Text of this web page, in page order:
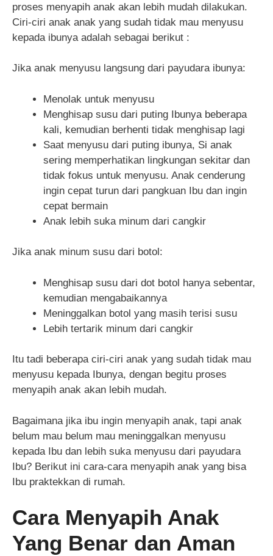
proses menyapih anak akan lebih mudah dilakukan.
Ciri-ciri anak anak yang sudah tidak mau menyusu
kepada ibunya adalah sebagai berikut :
Jika anak menyusu langsung dari payudara ibunya:
Menolak untuk menyusu
Menghisap susu dari puting Ibunya beberapa
kali, kemudian berhenti tidak menghisap lagi
Saat menyusu dari puting ibunya, Si anak
sering memperhatikan lingkungan sekitar dan
tidak fokus untuk menyusu. Anak cenderung
ingin cepat turun dari pangkuan Ibu dan ingin
cepat bermain
Anak lebih suka minum dari cangkir
Jika anak minum susu dari botol:
Menghisap susu dari dot botol hanya sebentar,
kemudian mengabaikannya
Meninggalkan botol yang masih terisi susu
Lebih tertarik minum dari cangkir
Itu tadi beberapa ciri-ciri anak yang sudah tidak mau
menyusu kepada Ibunya, dengan begitu proses
menyapih anak akan lebih mudah.
Bagaimana jika ibu ingin menyapih anak, tapi anak
belum mau belum mau meninggalkan menyusu
kepada Ibu dan lebih suka menyusu dari payudara
Ibu? Berikut ini cara-cara menyapih anak yang bisa
Ibu praktekkan di rumah.
Cara Menyapih Anak
Yang Benar dan Aman